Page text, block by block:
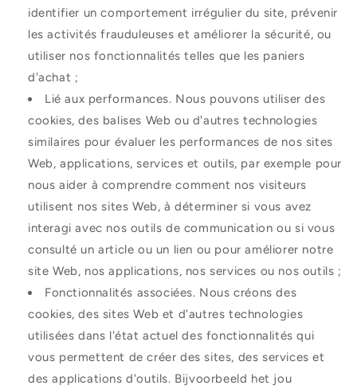
identifier un comportement irrégulier du site, prévenir
les activités frauduleuses et améliorer la sécurité, ou
utiliser nos fonctionnalités telles que les paniers
d'achat ;
Lié aux performances. Nous pouvons utiliser des
cookies, des balises Web ou d'autres technologies
similaires pour évaluer les performances de nos sites
Web, applications, services et outils, par exemple pour
nous aider à comprendre comment nos visiteurs
utilisent nos sites Web, à déterminer si vous avez
interagi avec nos outils de communication ou si vous
consulté un article ou un lien ou pour améliorer notre
site Web, nos applications, nos services ou nos outils ;
Fonctionnalités associées. Nous créons des
cookies, des sites Web et d'autres technologies
utilisées dans l'état actuel des fonctionnalités qui
vous permettent de créer des sites, des services et
des applications d'outils. Bijvoorbeeld het jou